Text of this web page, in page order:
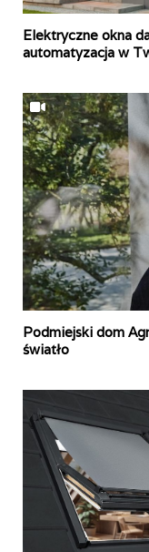
Elektryczne okna
automatyzacja w
Podmiejski dom
światło